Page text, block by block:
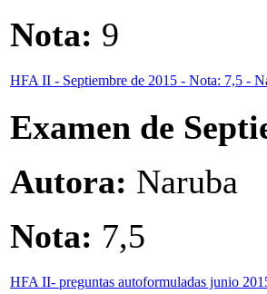
Nota: 9
HFA II - Septiembre de 2015 - Nota: 7,5 -
Examen de
Autora: Naruba
Nota: 7,5
HFA II- preguntas autoformuladas junio